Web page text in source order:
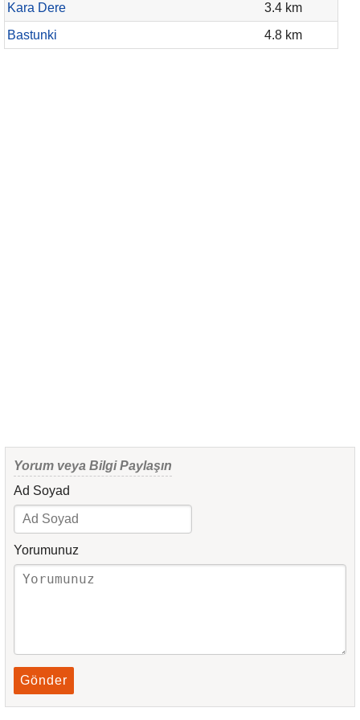
Kara Dere
3.4 km
Bastunki
4.8 km
Yorum veya Bilgi Paylaşın
Ad Soyad
Yorumunuz
Gönder